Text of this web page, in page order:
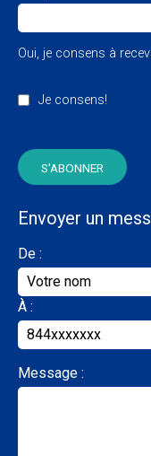
Oui, je consens à
Je consens!
Envoyer un
De :
À :
Message :